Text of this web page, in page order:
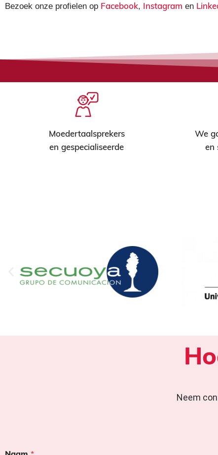
Bezoek onze profielen op Facebook, Instagram en
Moedertaalsprekers
en gespecialiseerde
We
en
Neem